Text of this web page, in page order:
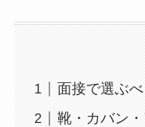
面接で選ぶ
靴・カバン